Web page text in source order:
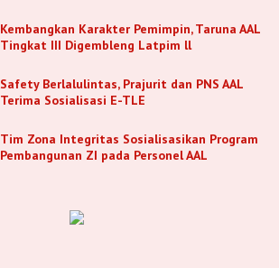
Kembangkan Karakter Pemimpin, Taruna AAL
Tingkat III Digembleng Latpim ll
Safety Berlalulintas, Prajurit dan PNS AAL
Terima Sosialisasi E-TLE
Tim Zona Integritas Sosialisasikan Program
Pembangunan ZI pada Personel AAL